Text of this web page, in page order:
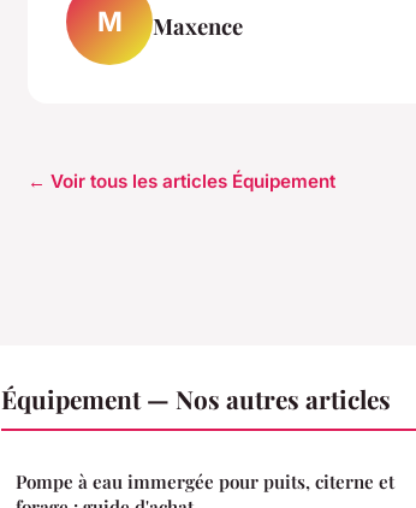
M Maxence
← Voir tous les articles Équipement
Équipement — Nos autres articles
Pompe à eau immergée pour puits, citerne et